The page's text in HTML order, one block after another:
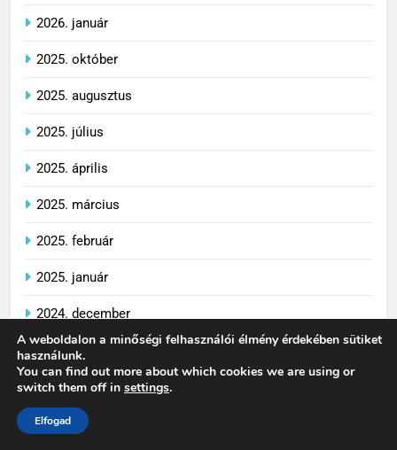
2026. január
2025. október
2025. augusztus
2025. július
2025. április
2025. március
2025. február
2025. január
2024. december
2024. november
2024. október
2024. szeptember
A weboldalon a minőségi felhasználói élmény érdekében sütiket
használunk.
You can find out more about which cookies we are using or
switch them off in settings.
Elfogad